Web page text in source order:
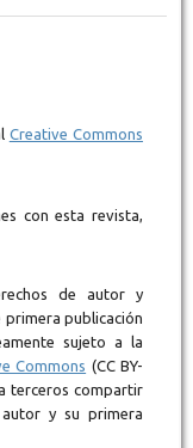
Creative Commons
con esta revista,
de autor y
publicación
sujeto a la
Commons (CC BY-
terceros compartir
y su primera